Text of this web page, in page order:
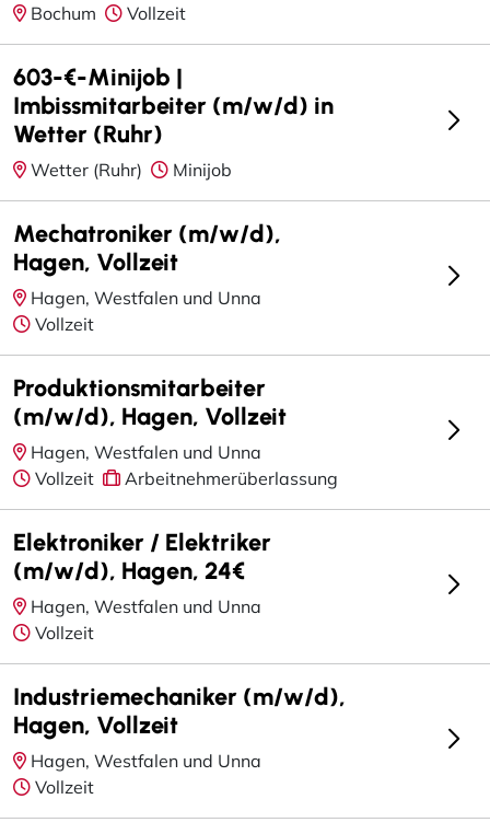
Bochum Vollzeit
603-€-Minijob |
Imbissmitarbeiter (m/w/d) in
Wetter (Ruhr)
Wetter (Ruhr) Minijob
Mechatroniker (m/w/d),
Hagen, Vollzeit
Hagen, Westfalen und Unna
Vollzeit
Produktionsmitarbeiter
(m/w/d), Hagen, Vollzeit
Hagen, Westfalen und Unna
Vollzeit
Arbeitnehmerüberlassung
Elektroniker / Elektriker
(m/w/d), Hagen, 24€
Hagen, Westfalen und Unna
Vollzeit
Industriemechaniker (m/w/d),
Hagen, Vollzeit
Hagen, Westfalen und Unna
Vollzeit